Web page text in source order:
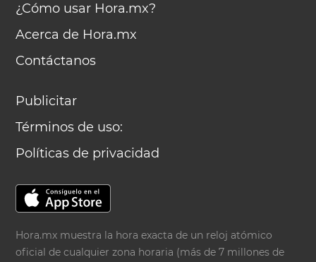
¿Cómo usar Hora.mx?
Acerca de Hora.mx
Contáctanos
Publicitar
Términos de uso:
Políticas de privacidad
Hora.mx muestra la hora exacta de un reloj atómico
oficial de cualquier zona horaria (más de 7 millones de